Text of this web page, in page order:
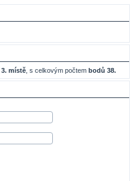
3. místě , s celkovým počtem bodů 38.